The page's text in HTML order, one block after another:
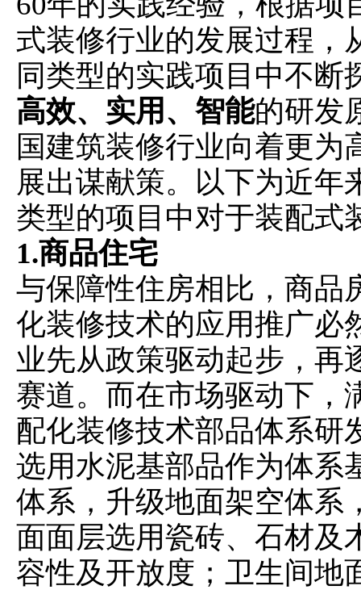
式装修行业的发展过程，
同类型的实践项目中不断
高效、实用、智能的研发
国建筑装修行业向着更为
展出谋献策。以下为近年
类型的项目中对于装配式
1.商品住宅
与保障性住房相比，商品
化装修技术的应用推广必
业先从政策驱动起步，再
赛道。而在市场驱动下，
配化装修技术部品体系研
选用水泥基部品作为体系
体系，升级地面架空体系
面面层选用瓷砖、石材及
容性及开放度；卫生间地